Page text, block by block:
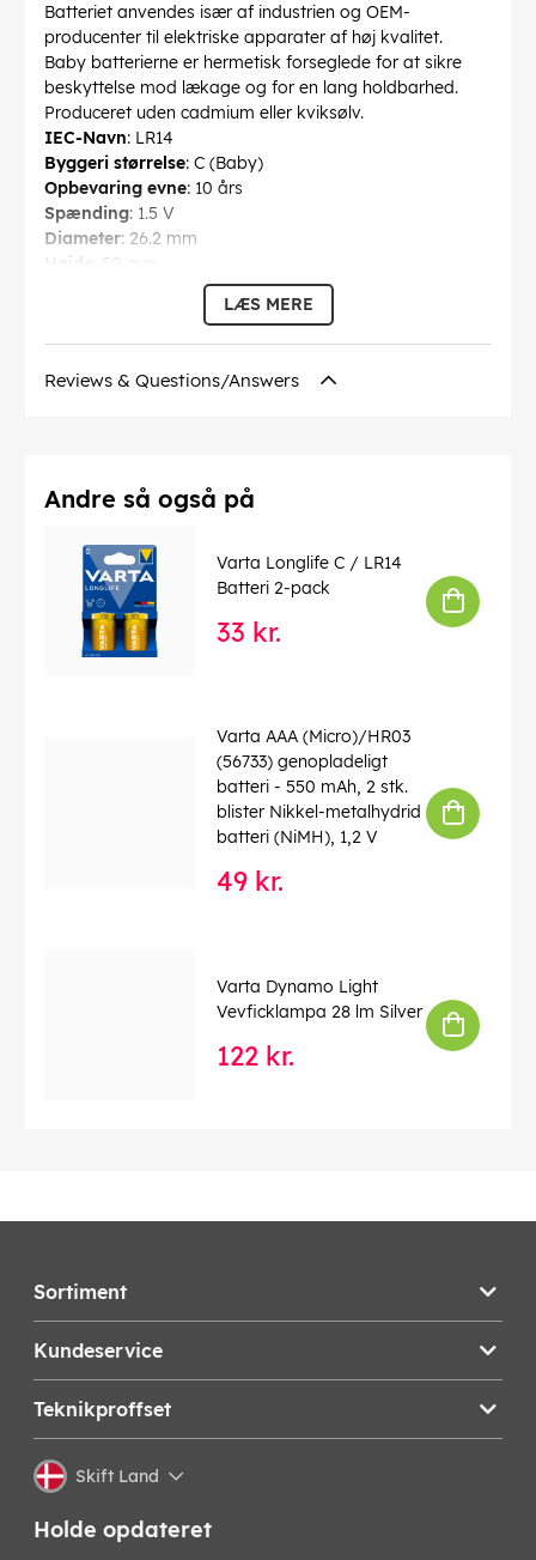
Batteriet anvendes især af industrien og OEM-
producenter til elektriske apparater af høj kvalitet.
Baby batterierne er hermetisk forseglede for at sikre
beskyttelse mod lækage og for en lang holdbarhed.
Produceret uden cadmium eller kviksølv.
IEC-Navn: LR14
Byggeri størrelse: C (Baby)
Opbevaring evne: 10 års
Spænding: 1.5 V
Diameter: 26.2 mm
Højde
: 50 mm
: Nippel-top
Teknologi: alkaline mangan batteri
LÆS MERE
Reviews & Questions/Answers
Andre så også på
Varta Longlife C / LR14
Batteri 2-pack
33 kr.
Varta AAA (Micro)/HR03
(56733) genopladeligt
batteri - 550 mAh, 2 stk.
blister Nikkel-metalhydrid
batteri (NiMH), 1,2 V
49 kr.
Varta Dynamo Light
Vevficklampa 28 lm Silver
122 kr.
Sortiment
Kundeservice
Teknikproffset
Skift Land
Holde opdateret